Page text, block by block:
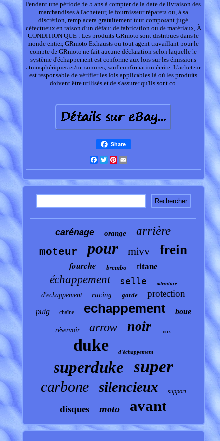
Pendant une période de 5 ans à compter de la date de livraison des
marchandises à l'acheteur, le fournisseur réparera ou, à sa
discrétion, remplacera gratuitement tout composant jugé
défectueux en raison d'un défaut de fabrication ou de matériaux, À
CONDITION QUE : Les produits GRmoto sont distribués dans le
monde entier, GRmoto Exhausts ou tout agent travaillant pour le
compte de GRmoto ne fait aucune déclaration selon laquelle le
système d'échappement est conforme aux lois sur les émissions
atmosphériques et/ou sonores, sauf confirmation écrite. L'acheteur
est responsable de vérifier les lois applicables là où les produits
doivent être utilisés et de s'assurer qu'ils sont co.
Share
Facebook
TwitterPinterest
carénage orange arrière
moteur pour mivv frein
fourche brembo titane
échappement selle adventure
d'echappement racing garde protection
puig chaîne echappement boue
réservoir arrow noir inox
duke d'échappement
superduke super
carbone silencieux support
disques moto avant